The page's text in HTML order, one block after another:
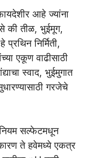
आहे ज्यांना
की तीळ, भुईमूग,
निर्मिती,
एकूण वाढीसाठी
स्वाद, भुईमुगात
गरजेचे
सल्फेटमधून
ते हवेमध्ये एकत्र